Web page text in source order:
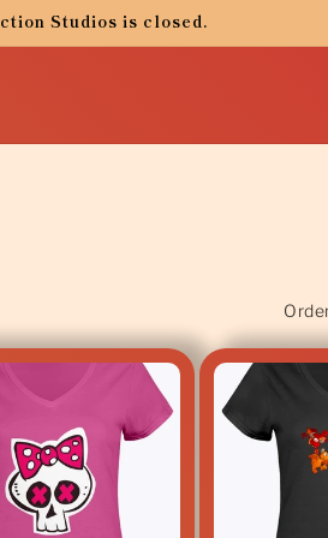
Studios is closed.